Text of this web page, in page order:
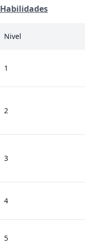
Habilidades
Nivel
1
2
3
4
5